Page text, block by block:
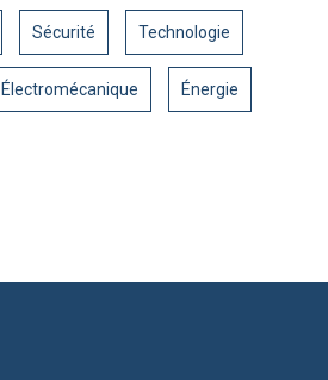
Sécurité Technologie
Électromécanique Énergie